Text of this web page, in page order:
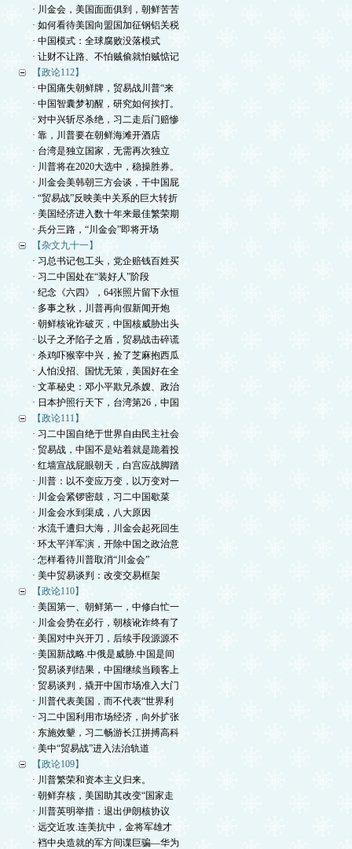
· 川金会，美国面面俱到，朝鲜苦苦
· 如何看待美国向盟国加征钢铝关税
· 中国模式：全球腐败没落模式
· 让财不让路、不怕贼偷就怕贼惦记
【政论112】
· 中国痛失朝鲜牌，贸易战川普“来
· 中国智囊梦初醒，研究如何挨打。
· 对中兴斩尽杀绝，习二走后门赔惨
· 靠，川普要在朝鲜海滩开酒店
· 台湾是独立国家，无需再次独立
· 川普将在2020大选中，稳操胜券。
· 川金会美韩朝三方会谈，干中国屁
· “贸易战”反映美中关系的巨大转折
· 美国经济进入数十年来最佳繁荣期
· 兵分三路，“川金会”即将开场
【杂文九十一】
· 习总书记包工头，党企赔钱百姓买
· 习二中国处在“装好人”阶段
· 纪念《六四》，64张照片留下永恒
· 多事之秋，川普再向假新闻开炮
· 朝鲜核讹诈破灭，中国核威胁出头
· 以子之矛陷子之盾，贸易战击碎谎
· 杀鸡吓猴宰中兴，捡了芝麻抱西瓜
· 人怕没招、国忧无策，美国好在全
· 文革秘史：邓小平欺兄杀嫂、政治
· 日本护照行天下，台湾第26，中国
【政论111】
· 习二中国自绝于世界自由民主社会
· 贸易战，中国不是站着就是跪着投
· 红墙宣战屁眼朝天，白宫应战脚踏
· 川普：以不变应万变，以万变对一
· 川金会紧锣密鼓，习二中国歇菜
· 川金会水到渠成，八大原因
· 水流千遭归大海，川金会起死回生
· 环太平洋军演，开除中国之政治意
· 怎样看待川普取消“川金会”
· 美中贸易谈判：改变交易框架
【政论110】
· 美国第一、朝鲜第一，中修白忙一
· 川金会势在必行，朝核讹诈终有了
· 美国对中兴开刀，后续手段源源不
· 美国新战略.中俄是威胁.中国是间
· 贸易谈判结果，中国继续当顾客上
· 贸易谈判，撬开中国市场准入大门
· 川普代表美国，而不代表“世界利
· 习二中国利用市场经济，向外扩张
· 东施效颦，习二畅游长江拼搏高科
· 美中“贸易战”进入法治轨道
【政论109】
· 川普繁荣和资本主义归来。
· 朝鲜弃核，美国助其改变“国家走
· 川普英明举措：退出伊朗核协议
· 远交近攻.连美抗中，金将军雄才
· 裆中央造就的军方间谍巨骗—华为